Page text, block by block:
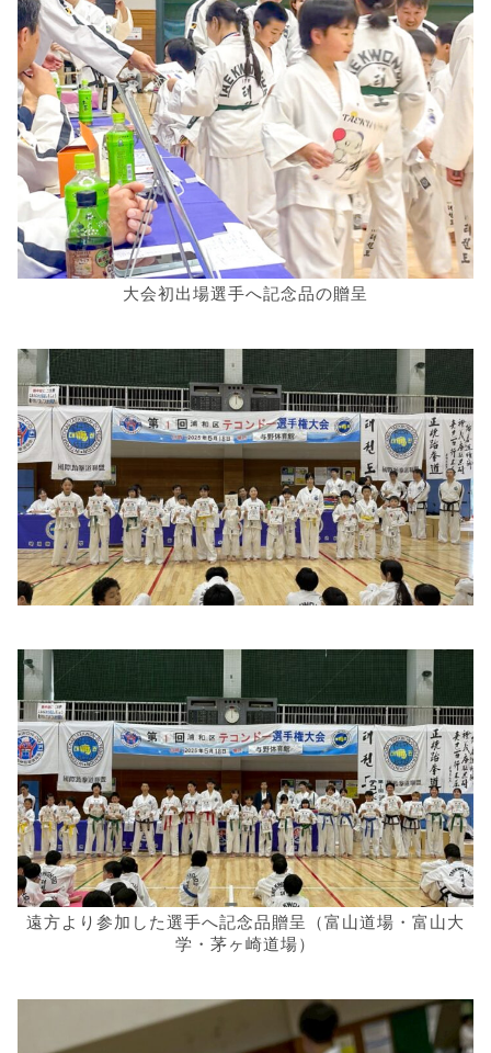
大会初出場選手へ記念品の贈呈
遠方より参加した選手へ記念品贈呈（富山道場・富山大
学・茅ヶ崎道場）